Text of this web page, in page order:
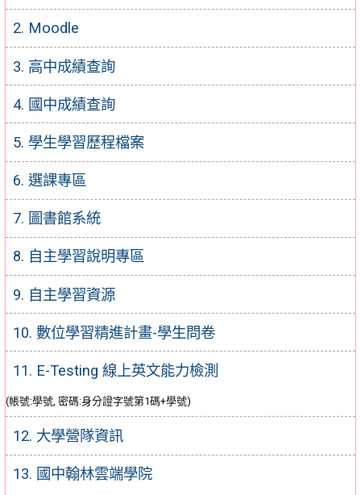
2. Moodle
3. 高中成績查詢
4. 國中成績查詢
5. 學生學習歷程檔案
6. 選課專區
7. 圖書館系統
8. 自主學習說明專區
9. 自主學習資源
10. 數位學習精進計畫-學生問卷
11. E-Testing 線上英文能力檢測
(帳號:學號, 密碼:身分證字號第1碼+學號)
12. 大學營隊資訊
13. 國中翰林雲端學院